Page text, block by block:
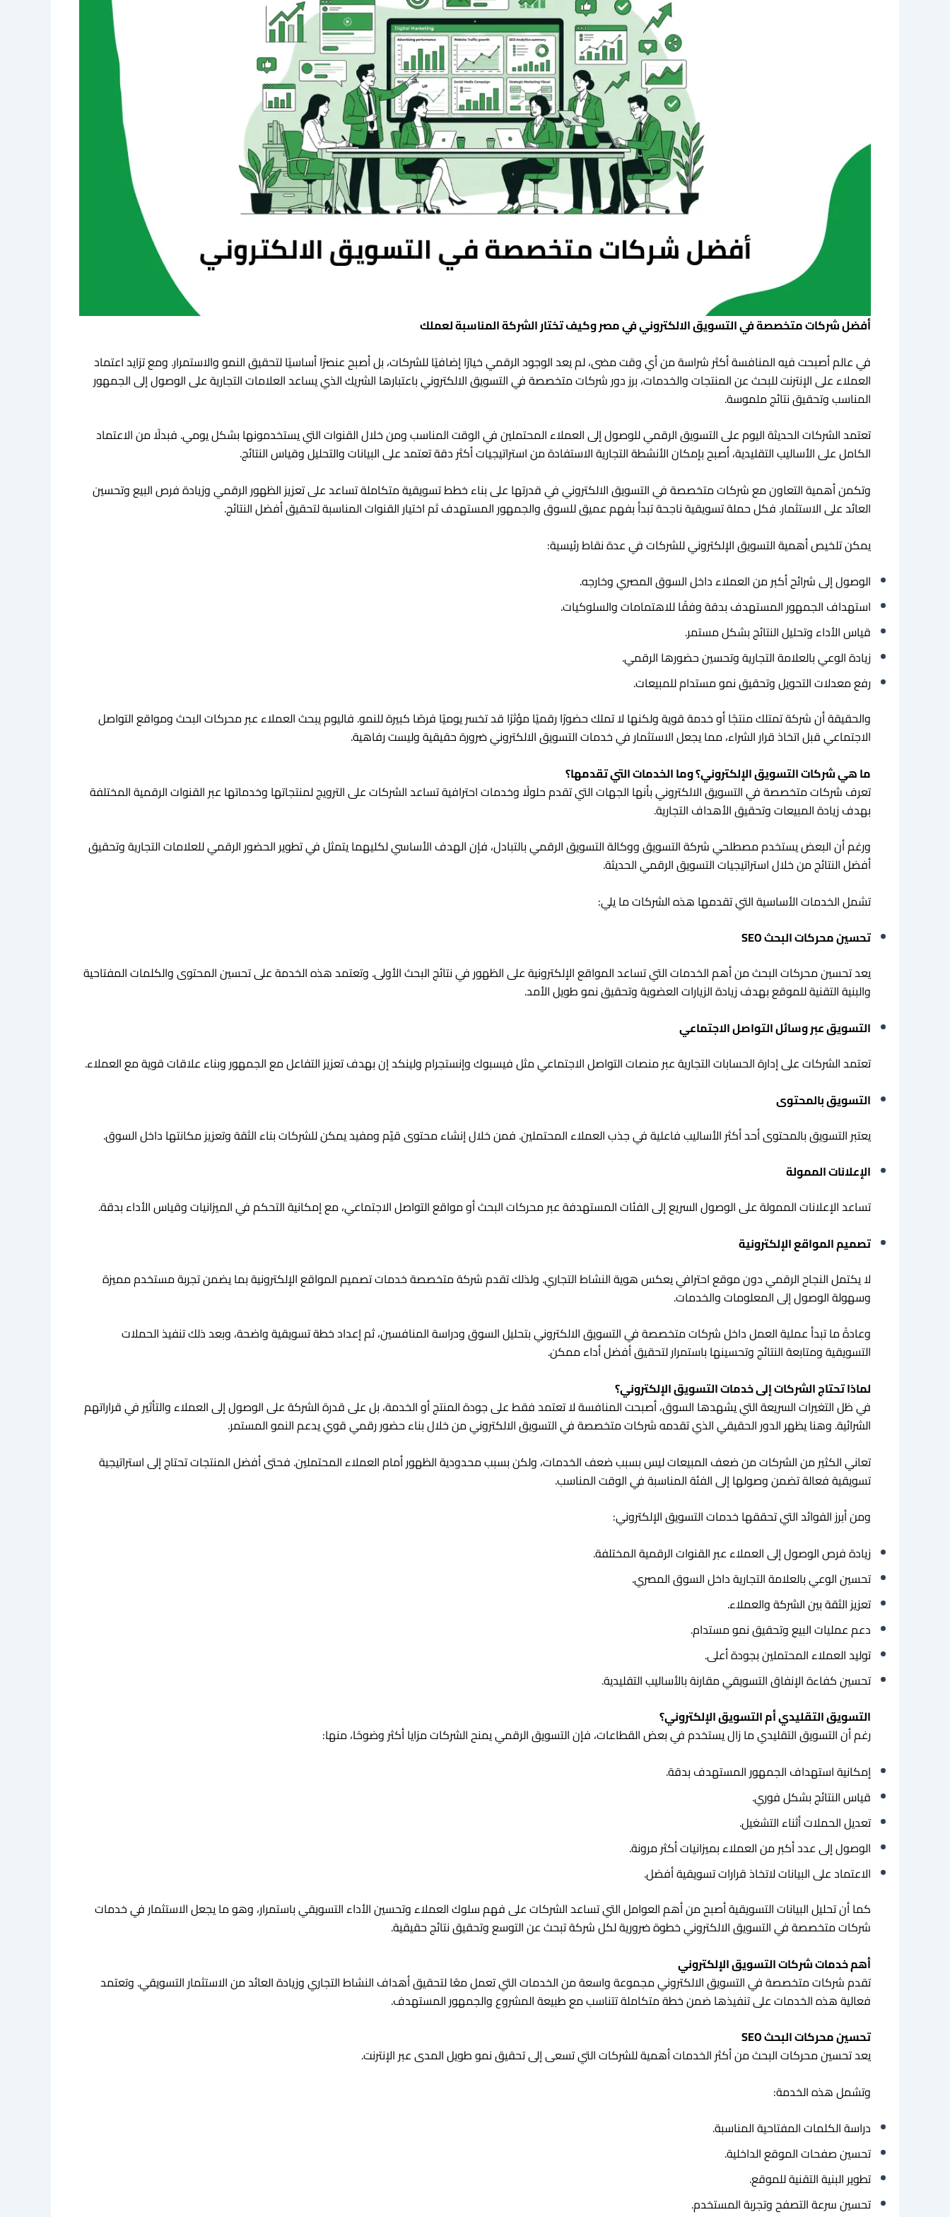
أفضل شركات متخصصة في التسويق الالكتروني في مصر وكيف تختار الشركة المناسبة لعملك
في عالم أصبحت فيه المنافسة أكثر شراسة من أي وقت مضى، لم يعد الوجود الرقمي خيارًا إضافيًا للشركات، بل أصبح عنصرًا أساسيًا لتحقيق النمو والاستمرار. ومع تزايد اعتماد
العملاء على الإنترنت للبحث عن المنتجات والخدمات، برز دور شركات متخصصة في التسويق الالكتروني باعتبارها الشريك الذي يساعد العلامات التجارية على الوصول إلى الجمهور
المناسب وتحقيق نتائج ملموسة.
تعتمد الشركات الحديثة اليوم على التسويق الرقمي للوصول إلى العملاء المحتملين في الوقت المناسب ومن خلال القنوات التي يستخدمونها بشكل يومي. فبدلًا من الاعتماد
الكامل على الأساليب التقليدية، أصبح بإمكان الأنشطة التجارية الاستفادة من استراتيجيات أكثر دقة تعتمد على البيانات والتحليل وقياس النتائج.
وتكمن أهمية التعاون مع شركات متخصصة في التسويق الالكتروني في قدرتها على بناء خطط تسويقية متكاملة تساعد على تعزيز الظهور الرقمي وزيادة فرص البيع وتحسين
العائد على الاستثمار. فكل حملة تسويقية ناجحة تبدأ بفهم عميق للسوق والجمهور المستهدف ثم اختيار القنوات المناسبة لتحقيق أفضل النتائج.
يمكن تلخيص أهمية التسويق الإلكتروني للشركات في عدة نقاط رئيسية:
الوصول إلى شرائح أكبر من العملاء داخل السوق المصري وخارجه.
استهداف الجمهور المستهدف بدقة وفقًا للاهتمامات والسلوكيات.
قياس الأداء وتحليل النتائج بشكل مستمر.
زيادة الوعي بالعلامة التجارية وتحسين حضورها الرقمي.
رفع معدلات التحويل وتحقيق نمو مستدام للمبيعات.
والحقيقة أن شركة تمتلك منتجًا أو خدمة قوية ولكنها لا تملك حضورًا رقميًا مؤثرًا قد تخسر يوميًا فرصًا كبيرة للنمو. فاليوم يبحث العملاء عبر محركات البحث ومواقع التواصل
الاجتماعي قبل اتخاذ قرار الشراء، مما يجعل الاستثمار في خدمات التسويق الالكتروني ضرورة حقيقية وليست رفاهية.
ما هي شركات التسويق الإلكتروني؟ وما الخدمات التي تقدمها؟
تعرف شركات متخصصة في التسويق الالكتروني بأنها الجهات التي تقدم حلولًا وخدمات احترافية تساعد الشركات على الترويج لمنتجاتها وخدماتها عبر القنوات الرقمية المختلفة
بهدف زيادة المبيعات وتحقيق الأهداف التجارية.
ورغم أن البعض يستخدم مصطلحي شركة التسويق ووكالة التسويق الرقمي بالتبادل، فإن الهدف الأساسي لكليهما يتمثل في تطوير الحضور الرقمي للعلامات التجارية وتحقيق
أفضل النتائج من خلال استراتيجيات التسويق الرقمي الحديثة.
تشمل الخدمات الأساسية التي تقدمها هذه الشركات ما يلي:
تحسين محركات البحث SEO
يعد تحسين محركات البحث من أهم الخدمات التي تساعد المواقع الإلكترونية على الظهور في نتائج البحث الأولى. وتعتمد هذه الخدمة على تحسين المحتوى والكلمات المفتاحية
والبنية التقنية للموقع بهدف زيادة الزيارات العضوية وتحقيق نمو طويل الأمد.
التسويق عبر وسائل التواصل الاجتماعي
تعتمد الشركات على إدارة الحسابات التجارية عبر منصات التواصل الاجتماعي مثل فيسبوك وإنستجرام ولينكد إن بهدف تعزيز التفاعل مع الجمهور وبناء علاقات قوية مع العملاء.
التسويق بالمحتوى
يعتبر التسويق بالمحتوى أحد أكثر الأساليب فاعلية في جذب العملاء المحتملين. فمن خلال إنشاء محتوى قيّم ومفيد يمكن للشركات بناء الثقة وتعزيز مكانتها داخل السوق.
الإعلانات الممولة
تساعد الإعلانات الممولة على الوصول السريع إلى الفئات المستهدفة عبر محركات البحث أو مواقع التواصل الاجتماعي، مع إمكانية التحكم في الميزانيات وقياس الأداء بدقة.
تصميم المواقع الإلكترونية
لا يكتمل النجاح الرقمي دون موقع احترافي يعكس هوية النشاط التجاري. ولذلك تقدم شركة متخصصة خدمات تصميم المواقع الإلكترونية بما يضمن تجربة مستخدم مميزة
وسهولة الوصول إلى المعلومات والخدمات.
وعادةً ما تبدأ عملية العمل داخل شركات متخصصة في التسويق الالكتروني بتحليل السوق ودراسة المنافسين، ثم إعداد خطة تسويقية واضحة، وبعد ذلك تنفيذ الحملات
التسويقية ومتابعة النتائج وتحسينها باستمرار لتحقيق أفضل أداء ممكن.
لماذا تحتاج الشركات إلى خدمات التسويق الإلكتروني؟
في ظل التغيرات السريعة التي يشهدها السوق، أصبحت المنافسة لا تعتمد فقط على جودة المنتج أو الخدمة، بل على قدرة الشركة على الوصول إلى العملاء والتأثير في قراراتهم
الشرائية. وهنا يظهر الدور الحقيقي الذي تقدمه شركات متخصصة في التسويق الالكتروني من خلال بناء حضور رقمي قوي يدعم النمو المستمر.
تعاني الكثير من الشركات من ضعف المبيعات ليس بسبب ضعف الخدمات، ولكن بسبب محدودية الظهور أمام العملاء المحتملين. فحتى أفضل المنتجات تحتاج إلى استراتيجية
تسويقية فعالة تضمن وصولها إلى الفئة المناسبة في الوقت المناسب.
ومن أبرز الفوائد التي تحققها خدمات التسويق الإلكتروني:
زيادة فرص الوصول إلى العملاء عبر القنوات الرقمية المختلفة.
تحسين الوعي بالعلامة التجارية داخل السوق المصري.
تعزيز الثقة بين الشركة والعملاء.
دعم عمليات البيع وتحقيق نمو مستدام.
توليد العملاء المحتملين بجودة أعلى.
تحسين كفاءة الإنفاق التسويقي مقارنة بالأساليب التقليدية.
التسويق التقليدي أم التسويق الإلكتروني؟
رغم أن التسويق التقليدي ما زال يستخدم في بعض القطاعات، فإن التسويق الرقمي يمنح الشركات مزايا أكثر وضوحًا، منها:
إمكانية استهداف الجمهور المستهدف بدقة.
قياس النتائج بشكل فوري.
تعديل الحملات أثناء التشغيل.
الوصول إلى عدد أكبر من العملاء بميزانيات أكثر مرونة.
الاعتماد على البيانات لاتخاذ قرارات تسويقية أفضل.
كما أن تحليل البيانات التسويقية أصبح من أهم العوامل التي تساعد الشركات على فهم سلوك العملاء وتحسين الأداء التسويقي باستمرار، وهو ما يجعل الاستثمار في خدمات
شركات متخصصة في التسويق الالكتروني خطوة ضرورية لكل شركة تبحث عن التوسع وتحقيق نتائج حقيقية.
أهم خدمات شركات التسويق الإلكتروني
تقدم شركات متخصصة في التسويق الالكتروني مجموعة واسعة من الخدمات التي تعمل معًا لتحقيق أهداف النشاط التجاري وزيادة العائد من الاستثمار التسويقي. وتعتمد
فعالية هذه الخدمات على تنفيذها ضمن خطة متكاملة تتناسب مع طبيعة المشروع والجمهور المستهدف.
تحسين محركات البحث SEO
يعد تحسين محركات البحث من أكثر الخدمات أهمية للشركات التي تسعى إلى تحقيق نمو طويل المدى عبر الإنترنت.
وتشمل هذه الخدمة:
دراسة الكلمات المفتاحية المناسبة.
تحسين صفحات الموقع الداخلية.
تطوير البنية التقنية للموقع.
تحسين سرعة التصفح وتجربة المستخدم.